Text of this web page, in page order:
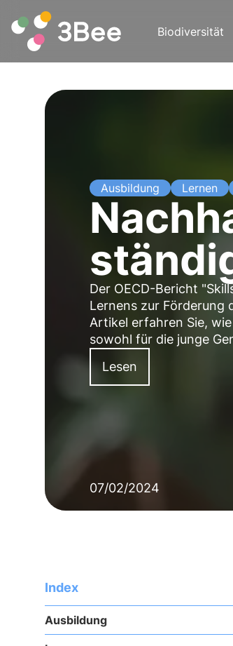
Biodiversität
Ausbildung Lernen
Der OECD-Bericht
Lernens zur Förderung
Artikel erfahren Sie,
sowohl für die junge
Lesen
07/02/2024
Index
Ausbildung